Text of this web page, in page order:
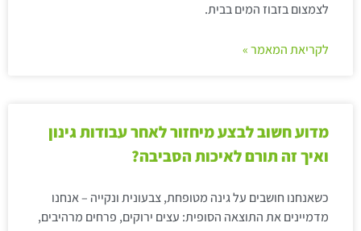
לצמצום בזבוז המים בבית.
לקריאת המאמר »
מדוע חשוב לבצע מיחזור לאחר עבודות גינון
ואיך זה תורם לאיכות הסביבה?
כשאנחנו חושבים על גינה מטופחת, צבעונית ונקייה – אנחנו
מדמיינים את התוצאה הסופית: עצים ירוקים, פרחים מרהיבים,